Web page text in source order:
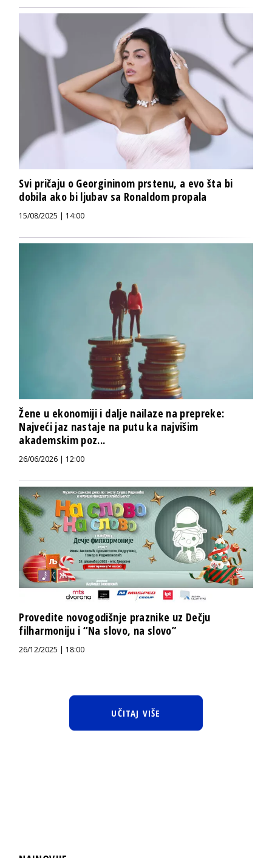
Svi pričaju o Georgininom prstenu, a evo šta bi
dobila ako bi ljubav sa Ronaldom propala
15/08/2025 | 14:00
Žene u ekonomiji i dalje nailaze na prepreke:
Najveći jaz nastaje na putu ka najvišim
akademskim poz...
26/06/2026 | 12:00
Provedite novogodišnje praznike uz Dečju
filharmoniju i “Na slovo, na slovo”
26/12/2025 | 18:00
UČITAJ VIŠE